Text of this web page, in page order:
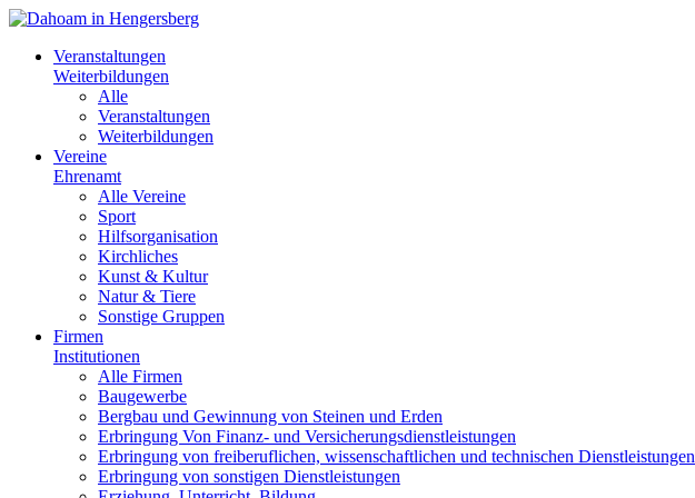
Veranstaltungen
Weiterbildungen
Alle
Veranstaltungen
Weiterbildungen
Vereine
Ehrenamt
Alle Vereine
Sport
Hilfsorganisation
Kirchliches
Kunst & Kultur
Natur & Tiere
Sonstige Gruppen
Firmen
Institutionen
Alle Firmen
Baugewerbe
Bergbau und Gewinnung von Steinen und Erden
Erbringung Von Finanz- und Versicherungsdienstleistungen
Erbringung von freiberuflichen, wissenschaftlichen und technischen Dienstleistungen
Erbringung von sonstigen Dienstleistungen